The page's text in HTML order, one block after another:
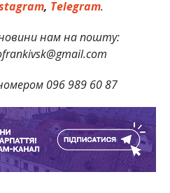
, Telegram.
нам на пошту:
096 989 60 87